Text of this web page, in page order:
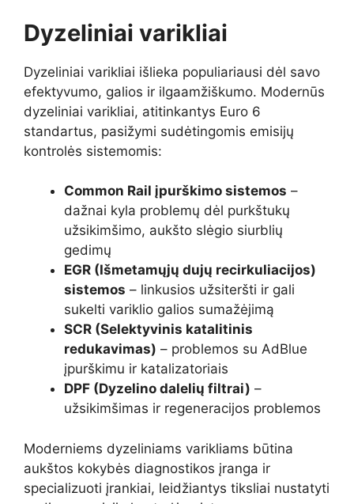
Dyzeliniai varikliai
Dyzeliniai varikliai išlieka populiariausi dėl savo
efektyvumo, galios ir ilgaamžiškumo. Modernūs
dyzeliniai varikliai, atitinkantys Euro 6
standartus, pasižymi sudėtingomis emisijų
kontrolės sistemomis:
Common Rail įpurškimo sistemos –
dažnai kyla problemų dėl purkštukų
užsikimšimo, aukšto slėgio siurblių
gedimų
EGR (Išmetamųjų dujų recirkuliacijos)
sistemos – linkusios užsiteršti ir gali
sukelti variklio galios sumažėjimą
SCR (Selektyvinis katalitinis
redukavimas) – problemos su AdBlue
įpurškimu ir katalizatoriais
DPF (Dyzelino dalelių filtrai) –
užsikimšimas ir regeneracijos problemos
Moderniems dyzeliniams varikliams būtina
aukštos kokybės diagnostikos įranga ir
specializuoti įrankiai, leidžiantys tiksliai nustatyti